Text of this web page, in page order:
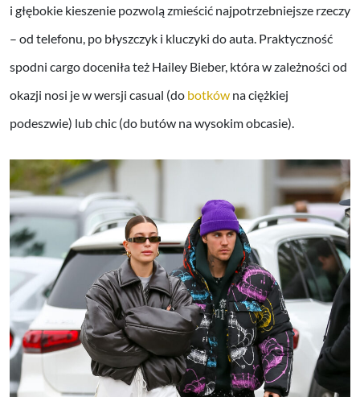
i głębokie kieszenie pozwolą zmieścić najpotrzebniejsze rzeczy
– od telefonu, po błyszczyk i kluczyki do auta. Praktyczność
spodni cargo doceniła też Hailey Bieber, która w zależności od
okazji nosi je w wersji casual (do botków na ciężkiej
podeszwie) lub chic (do butów na wysokim obcasie).